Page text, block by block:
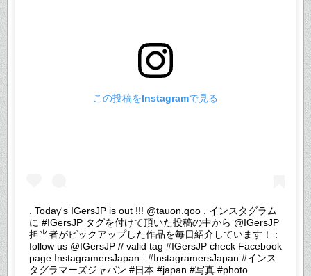
この投稿をInstagramで見る
. Today's IGersJP is out !!! @tauon.qoo . インスタグラム
に #IGersJP タグを付けて頂いた投稿の中から @IGersJP
担当者がピックアップした作品を毎日紹介しています！ :
follow us @IGersJP // valid tag #IGersJP check Facebook
page InstagramersJapan : #InstagramersJapan #インス
タグラマーズジャパン #日本 #japan #写真 #photo